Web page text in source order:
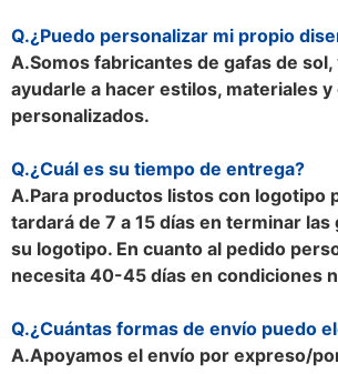
Q.¿Puedo personalizar mi propio
A.Somos fabricantes de gafas de
ayudarle a hacer estilos, materiales
personalizados.
Q.¿Cuál es su tiempo de entrega?
A.Para productos listos con logotipo
tardará de 7 a 15 días en terminar las
su logotipo. En cuanto al pedido
necesita 40-45 días en condiciones
Q.¿Cuántas formas de envío puedo
A.Apoyamos el envío por expreso/